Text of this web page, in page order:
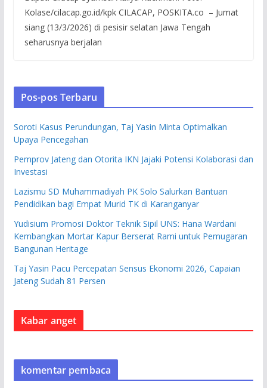
Kolase/cilacap.go.id/kpk CILACAP, POSKITA.co – Jumat
siang (13/3/2026) di pesisir selatan Jawa Tengah
seharusnya berjalan
Pos-pos Terbaru
Soroti Kasus Perundungan, Taj Yasin Minta Optimalkan
Upaya Pencegahan
Pemprov Jateng dan Otorita IKN Jajaki Potensi Kolaborasi dan
Investasi
Lazismu SD Muhammadiyah PK Solo Salurkan Bantuan
Pendidikan bagi Empat Murid TK di Karanganyar
Yudisium Promosi Doktor Teknik Sipil UNS: Hana Wardani
Kembangkan Mortar Kapur Berserat Rami untuk Pemugaran
Bangunan Heritage
Taj Yasin Pacu Percepatan Sensus Ekonomi 2026, Capaian
Jateng Sudah 81 Persen
Kabar anget
komentar pembaca